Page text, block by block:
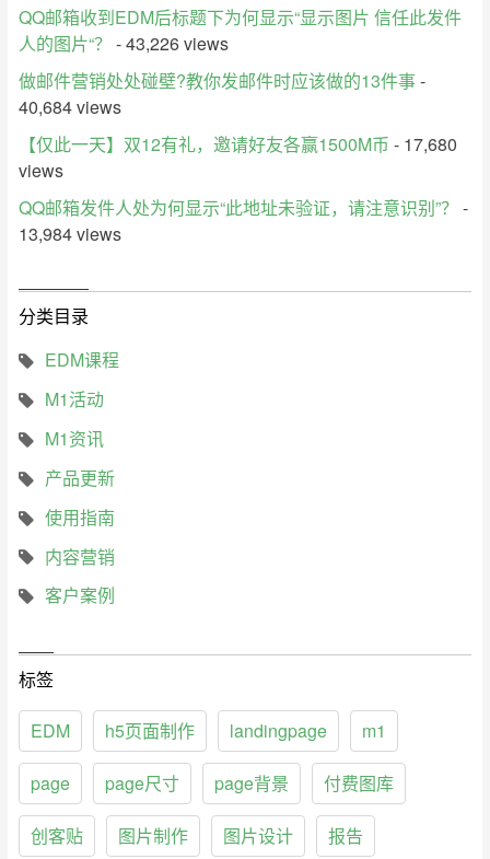
QQ邮箱收到EDM后标题下为何显示“显示图片 信任此发件
人的图片“？ - 43,226 views
做邮件营销处处碰壁?教你发邮件时应该做的13件事-
40,684 views
【仅此一天】双12有礼，邀请好友各赢1500M币 - 17,680
views
QQ邮箱发件人处为何显示“此地址未验证，请注意识别”？ -
13,984 views
分类目录
EDM课程
M1活动
M1资讯
产品更新
使用指南
内容营销
客户案例
标签
EDM h5页面制作 landingpage m1
page page尺寸 page背景 付费图库
创客贴 图片制作 图片设计 报告